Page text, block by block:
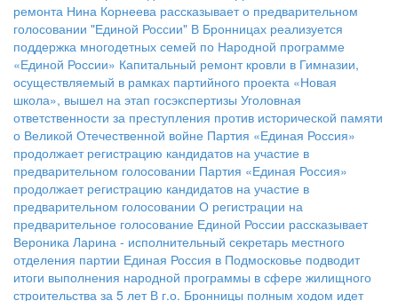
ремонта Нина Корнеева рассказывает о предварительном
голосовании "Единой России" В Бронницах реализуется
поддержка многодетных семей по Народной программе
«Единой России» Капитальный ремонт кровли в Гимназии,
осуществляемый в рамках партийного проекта «Новая
школа», вышел на этап госэкспертизы Уголовная
ответственности за преступления против исторической памяти
о Великой Отечественной войне Партия «Единая Россия»
продолжает регистрацию кандидатов на участие в
предварительном голосовании Партия «Единая Россия»
продолжает регистрацию кандидатов на участие в
предварительном голосовании О регистрации на
предварительное голосование Единой России рассказывает
Вероника Ларина - исполнительный секретарь местного
отделения партии Единая Россия в Подмосковье подводит
итоги выполнения народной программы в сфере жилищного
строительства за 5 лет В г.о. Бронницы полным ходом идет